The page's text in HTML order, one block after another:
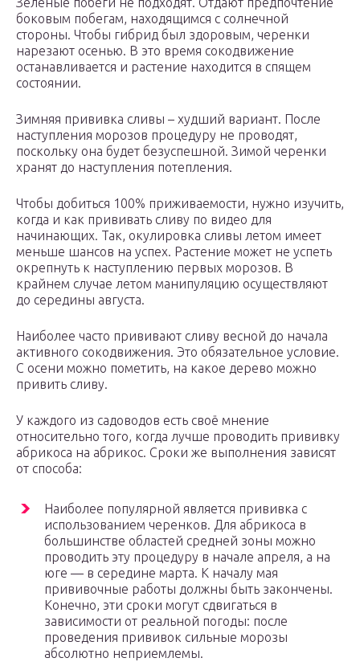
боковым побегам, находящимся с солнечной
стороны. Чтобы гибрид был здоровым, черенки
нарезают осенью. В это время сокодвижение
останавливается и растение находится в спящем
состоянии.
Зимняя прививка сливы – худший вариант. После
наступления морозов процедуру не проводят,
поскольку она будет безуспешной. Зимой черенки
хранят до наступления потепления.
Чтобы добиться 100% приживаемости, нужно изучить,
когда и как прививать сливу по видео для
начинающих. Так, окулировка сливы летом имеет
меньше шансов на успех. Растение может не успеть
окрепнуть к наступлению первых морозов. В
крайнем случае летом манипуляцию осуществляют
до середины августа.
Наиболее часто прививают сливу весной до начала
активного сокодвижения. Это обязательное условие.
С осени можно пометить, на какое дерево можно
привить сливу.
У каждого из садоводов есть своё мнение
относительно того, когда лучше проводить прививку
абрикоса на абрикос. Сроки же выполнения зависят
от способа:
Наиболее популярной является прививка с
использованием черенков. Для абрикоса в
большинстве областей средней зоны можно
проводить эту процедуру в начале апреля, а на
юге — в середине марта. К началу мая
прививочные работы должны быть закончены.
Конечно, эти сроки могут сдвигаться в
зависимости от реальной погоды: после
проведения прививок сильные морозы
абсолютно неприемлемы.